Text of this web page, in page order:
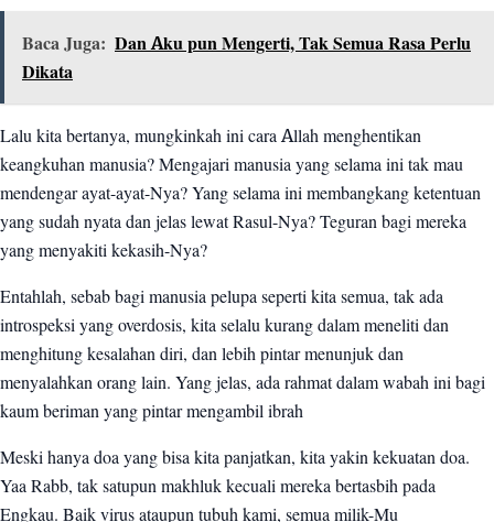
Baca Juga: Dan Aku pun Mengerti, Tak Semua Rasa Perlu
Dikata
Lalu kita bertanya, mungkinkah ini cara Allah menghentikan
keangkuhan manusia? Mengajari manusia yang selama ini tak mau
mendengar ayat-ayat-Nya? Yang selama ini membangkang ketentuan
yang sudah nyata dan jelas lewat Rasul-Nya? Teguran bagi mereka
yang menyakiti kekasih-Nya?
Entahlah, sebab bagi manusia pelupa seperti kita semua, tak ada
introspeksi yang overdosis, kita selalu kurang dalam meneliti dan
menghitung kesalahan diri, dan lebih pintar menunjuk dan
menyalahkan orang lain. Yang jelas, ada rahmat dalam wabah ini bagi
kaum beriman yang pintar mengambil ibrah
Meski hanya doa yang bisa kita panjatkan, kita yakin kekuatan doa.
Yaa Rabb, tak satupun makhluk kecuali mereka bertasbih pada
Engkau. Baik virus ataupun tubuh kami, semua milik-Mu